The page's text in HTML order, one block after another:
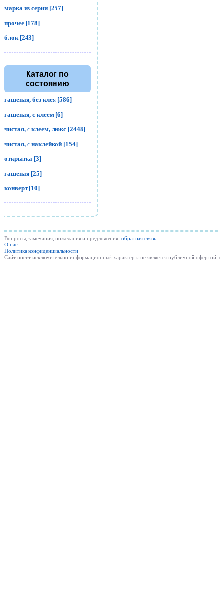
марка из серии [257]
прочее [178]
блок [243]
Каталог по
состоянию
гашеная, без клея [586]
гашеная, с клеем [6]
чистая, с клеем, люкс [2448]
чистая, с наклейкой [154]
открытка [3]
гашеная [25]
конверт [10]
Вопросы, замечания, пожелания и предложения: обратная связь
О нас
Политика конфиденциальности
Cайт носит исключительно информационный характер и не является публичной